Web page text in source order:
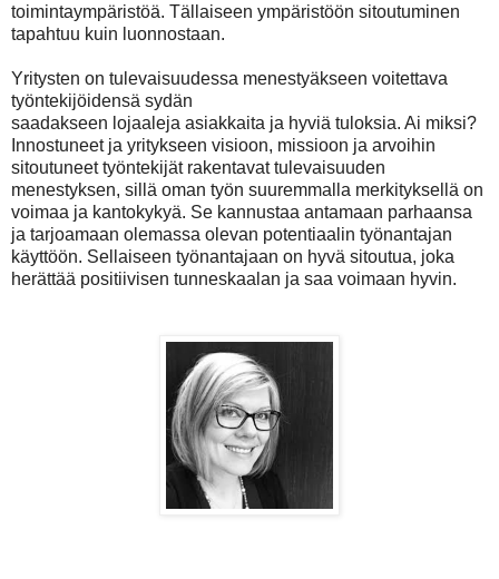
toimintaympäristöä. Tällaiseen ympäristöön sitoutuminen
tapahtuu kuin luonnostaan.
Yritysten on tulevaisuudessa menestyäkseen voitettava
työntekijöidensä sydän
saadakseen lojaaleja asiakkaita ja hyviä tuloksia. Ai miksi?
Innostuneet ja yritykseen visioon, missioon ja arvoihin
sitoutuneet työntekijät rakentavat tulevaisuuden
menestyksen, sillä oman työn suuremmalla merkityksellä on
voimaa ja kantokykyä. Se kannustaa antamaan parhaansa
ja tarjoamaan olemassa olevan potentiaalin työnantajan
käyttöön. Sellaiseen työnantajaan on hyvä sitoutua, joka
herättää positiivisen tunneskaalan ja saa voimaan hyvin.